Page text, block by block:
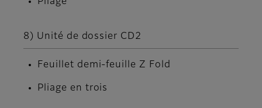
8) Unité de dossier CD2
Feuillet demi-feuille Z Fold
Pliage en trois